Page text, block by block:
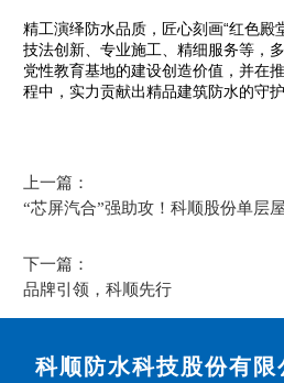
精工演绎防水品质，匠心刻画“红色殿
技法创新、专业施工、精细服务等，
党性教育基地的建设创造价值，并在
程中，实力贡献出精品建筑防水的守护
上一篇：
“芯屏汽合”强助攻！科顺股份单层
下一篇：
品牌引领，科顺先行
科顺防水科技股份有限